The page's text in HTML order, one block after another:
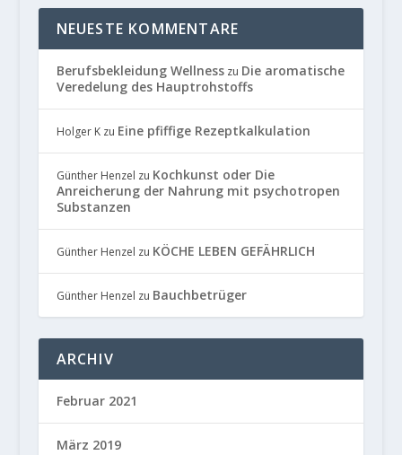
NEUESTE KOMMENTARE
Berufsbekleidung Wellnesszu Die aromatische
Veredelung des Hauptrohstoffs
Holger Kzu Eine pfiffige Rezeptkalkulation
Günther Henzel zu Kochkunst oder Die
Anreicherung der Nahrung mit psychotropen
Substanzen
Günther Henzel zu KÖCHE LEBEN GEFÄHRLICH
Günther Henzel zu Bauchbetrüger
ARCHIV
Februar 2021
März 2019